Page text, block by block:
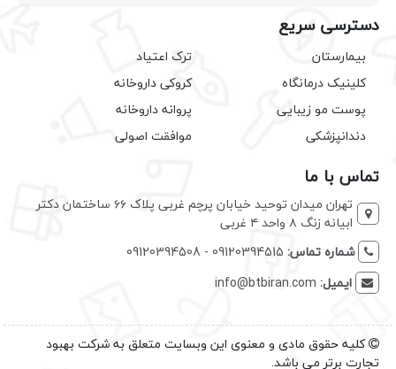
دسترسی سریع
بیمارستان
کلینیک درمانگاه
پوست مو زیبایی
دندانپزشکی
ترک اعتیاد
کروکی داروخانه
پروانه داروخانه
موافقت اصولی
تماس با ما
تهران میدان توحید خیابان پرچم غربی پلاک ۶۶ ساختمان دکتر
ابیانه زنگ ۸ واحد ۴ غربی
شماره تماس: 09120394515 - 09120394508
ایمیل: info@btbiran.com
کلیه حقوق مادی و معنوی این وبسایت متعلق به شرکت بهبود
تجارت برتر می باشد.